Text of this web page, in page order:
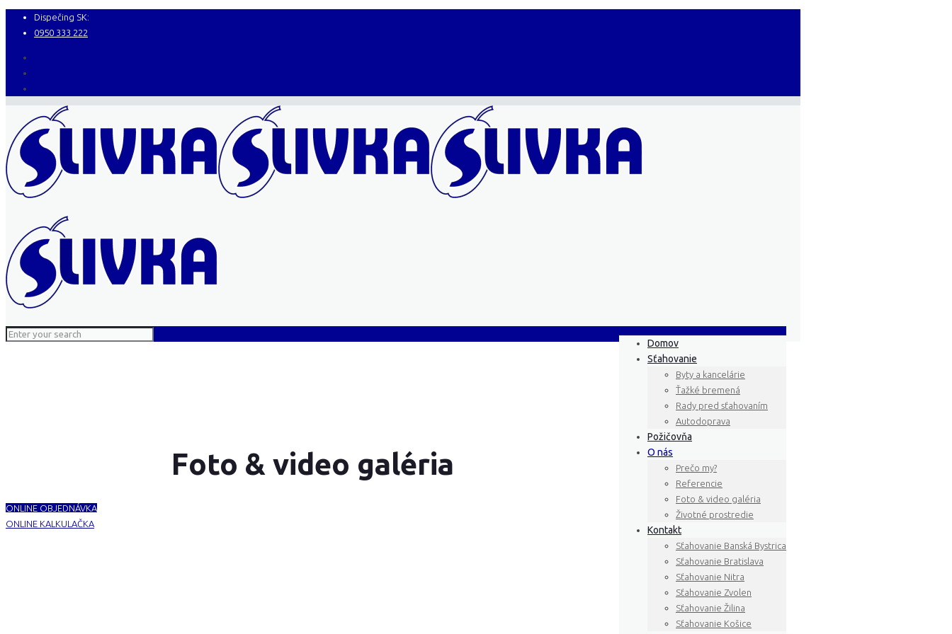
Dispečing SK:
0950 333 222
Domov
Sťahovanie
Byty a kancelárie
Ťažké bremená
Rady pred sťahovaním
Autodoprava
Požičovňa
O nás
Prečo my?
Referencie
Foto & video galéria
Životné prostredie
Kontakt
Sťahovanie Banská Bystrica
Sťahovanie Bratislava
Sťahovanie Nitra
Sťahovanie Zvolen
Sťahovanie Žilina
Sťahovanie Košice
Foto & video galéria
ONLINE OBJEDNÁVKA
ONLINE KALKULAČKA